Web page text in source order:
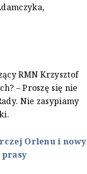
RMN Krzysztof
– Proszę się nie
Nie zasypiamy
Orlenu i nowy
prasy